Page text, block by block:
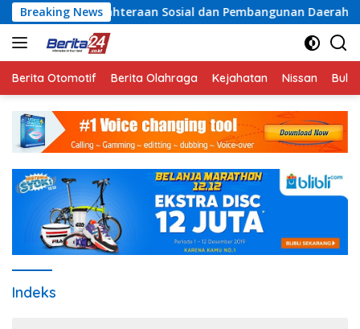
Langsung
ke
konten
Breaking News
Kesejahteraan Sosial dan Pembangunan Daerah
Berita Otomotif Berita Olahraga Kejahatan Nissan
Indeks